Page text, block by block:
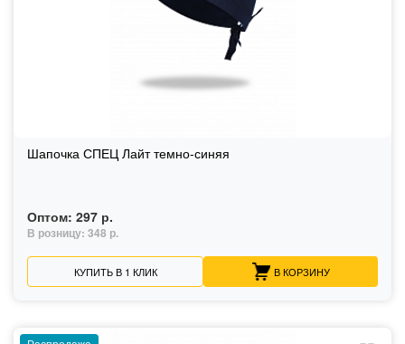
Шапочка СПЕЦ Лайт темно-синяя
Оптом: 297 р.
В розницу: 348 р.
КУПИТЬ В 1 КЛИК В КОРЗИНУ